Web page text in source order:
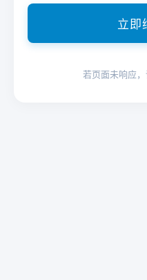
立即
若页面未响应